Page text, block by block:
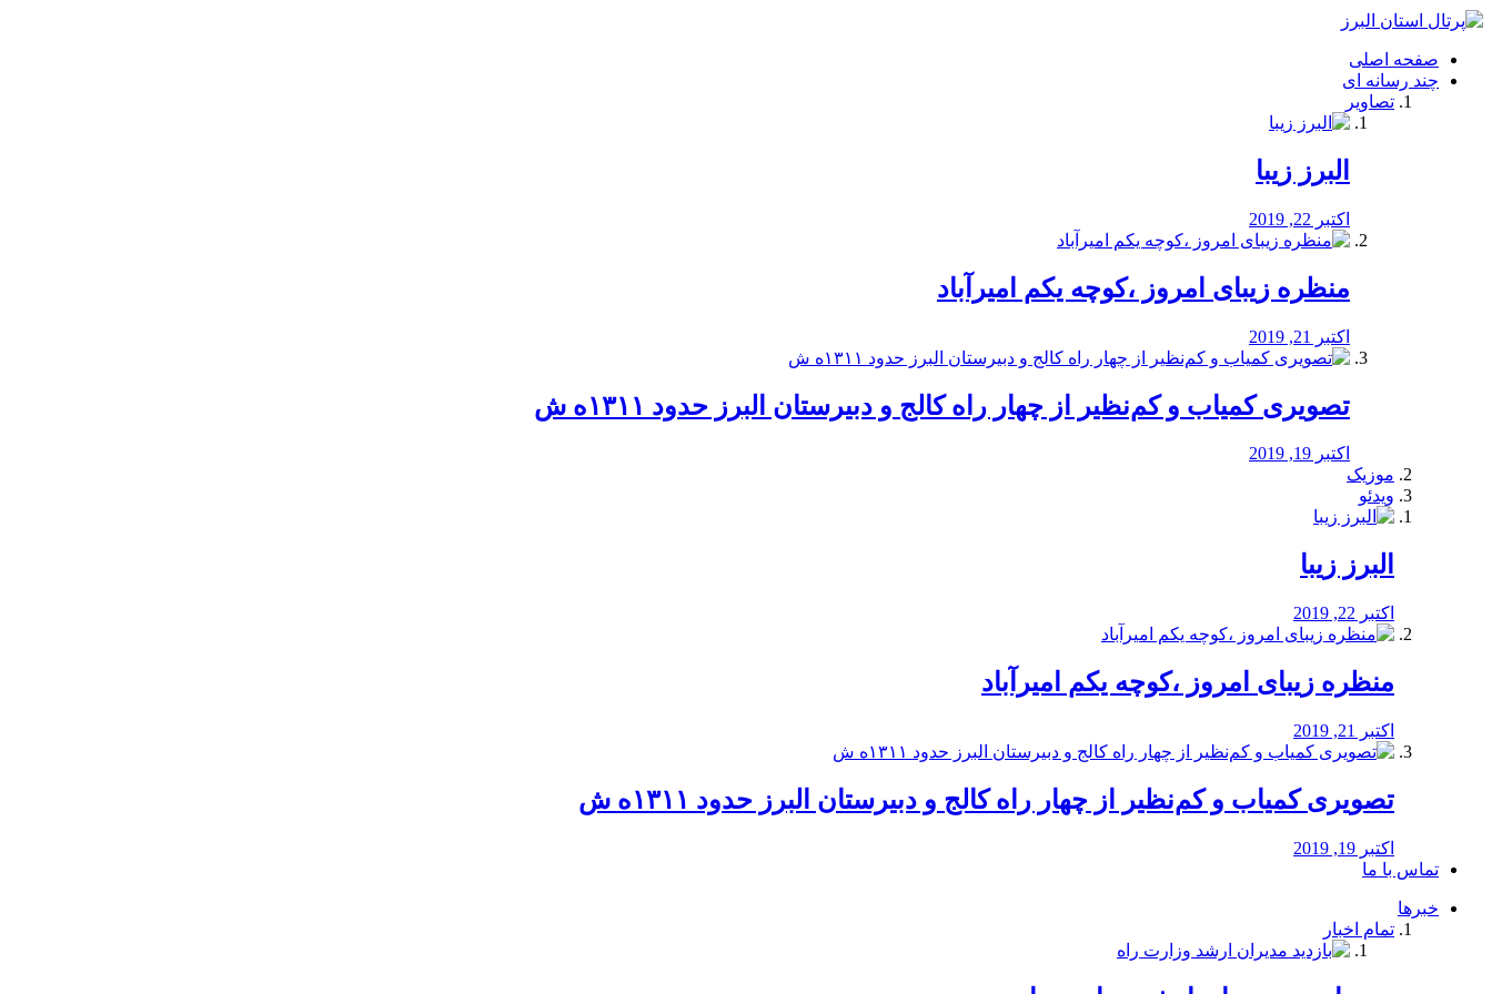
فصد
شرق
تهران
خشکشویی
صفحه اصلی
چند رسانه ای
تصاویر
البرز زیبا
اکتبر 22, 2019
منظره‌‌ زیبای امروز ،کوچه یکم امیرآباد
اکتبر 21, 2019
️تصویری کمیاب و کم‌نظیر از چهار راه كالج و دبيرستان البرز حدود ۱۳۱۱ه ش
اکتبر 19, 2019
موزیک
ویدئو
البرز زیبا
اکتبر 22, 2019
منظره‌‌ زیبای امروز ،کوچه یکم امیرآباد
اکتبر 21, 2019
️تصویری کمیاب و کم‌نظیر از چهار راه كالج و دبيرستان البرز حدود ۱۳۱۱ه ش
اکتبر 19, 2019
تماس با ما
خبرها
تمام اخبار